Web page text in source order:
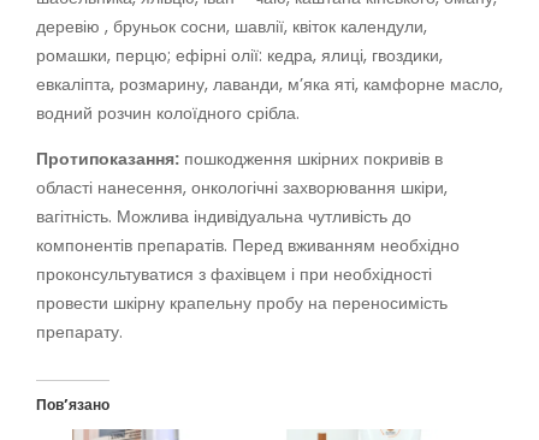
деревію , бруньок сосни, шавлії, квіток календули,
ромашки, перцю; ефірні олії: кедра, ялиці, гвоздики,
евкаліпта, розмарину, лаванди, м’яка яті, камфорне масло,
водний розчин колоїдного срібла.
Протипоказання: пошкодження шкірних покривів в
області нанесення, онкологічні захворювання шкіри,
вагітність. Можлива індивідуальна чутливість до
компонентів препаратів. Перед вживанням необхідно
проконсультуватися з фахівцем і при необхідності
провести шкірну крапельну пробу на переносимість
препарату.
Пов’язано